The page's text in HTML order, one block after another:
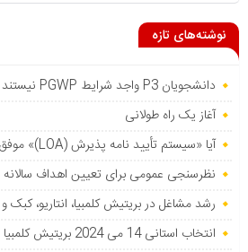
نوشته‌های تازه
دانشجویان P3 واجد شرایط PGWP نیستند
آغاز یک راه طولانی
آیا «سیستم تأیید نامه پذیرش (LOA)» موفق بوده است؟
نظرسنجی عمومی برای تعیین اهداف
رشد مشاغل در بریتیش کلمبیا، انتاریو، کبک
انتخاب استانی 14 می 2024 بریتیش کلمبیا